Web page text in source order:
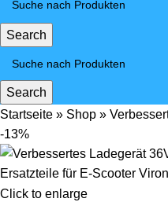
Search
Search
Startseite » Shop »
-13%
Click to enlarge